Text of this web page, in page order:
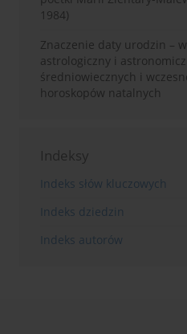
1984)
Znaczenie daty urodzin –
astrologiczny i
średniowiecznych i
horoskopów natalnych
Indeksy
Indeks słów kluczowych
Indeks dziedzin
Indeks autorów